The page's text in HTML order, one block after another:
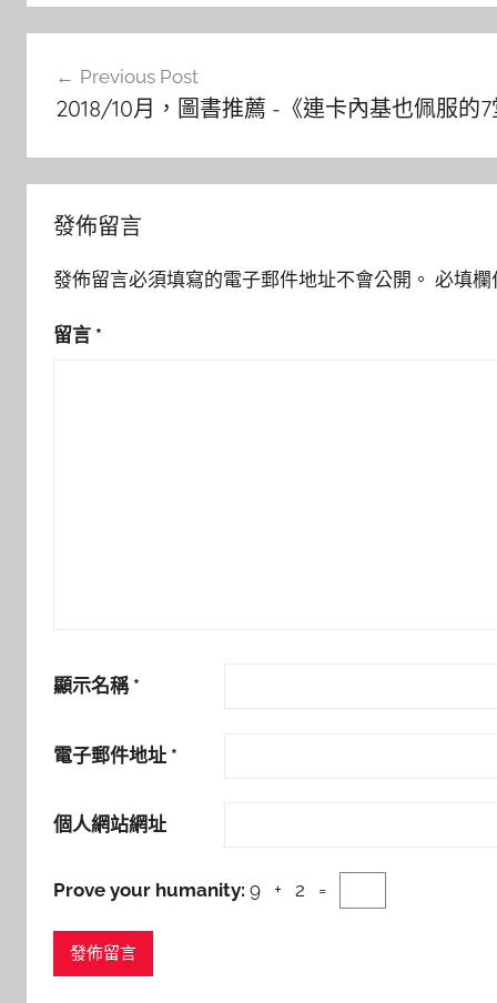
Previous Post
2018/10月，圖書推薦 -《連卡內基也佩服的
發佈留言
發佈留言必須填寫的電子郵件地址不會公開。 必填
留言 *
顯示名稱 *
電子郵件地址 *
個人網站網址
Prove your humanity: 9 + 2 =